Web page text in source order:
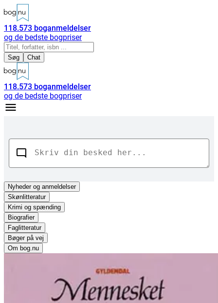
118.573 boganmeldelser
og de bedste bogpriser
Søg Chat
118.573 boganmeldelser
og de bedste bogpriser
Nyhederog anmeldelser
Skønlitteratur
Krimi og spænding
Biografier
Faglitteratur
Bøger på vej
Om bog.nu